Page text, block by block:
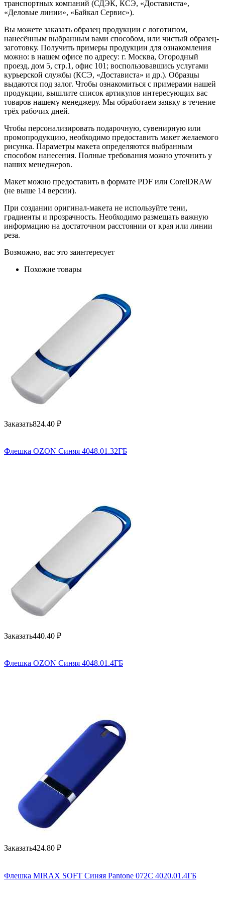
транспортных компаний (СДЭК, КСЭ, «Достависта»,
«Деловые линии», «Байкал Сервис»).
Вы можете заказать образец продукции с логотипом,
нанесённым выбранным вами способом, или чистый образец-
заготовку. Получить примеры продукции для ознакомления
можно: в нашем офисе по адресу: г. Москва, Огородный
проезд, дом 5, стр.1, офис 101; воспользовавшись услугами
курьерской службы (КСЭ, «Достависта» и др.). Образцы
выдаются под залог. Чтобы ознакомиться с примерами нашей
продукции, вышлите список артикулов интересующих вас
товаров нашему менеджеру. Мы обработаем заявку в течение
трёх рабочих дней.
Чтобы персонализировать подарочную, сувенирную или
промопродукцию, необходимо предоставить макет желаемого
рисунка. Параметры макета определяются выбранным
способом нанесения. Полные требования можно уточнить у
наших менеджеров.
Макет можно предоставить в формате PDF или CorelDRAW
(не выше 14 версии).
При создании оригинал-макета не используйте тени,
градиенты и прозрачность. Необходимо размещать важную
информацию на достаточном расстоянии от края или линии
реза.
Возможно, вас это заинтересует
Похожие товары
Заказать824.40 ₽
Флешка OZON Синяя 4048.01.32ГБ
Заказать440.40 ₽
Флешка OZON Синяя 4048.01.4ГБ
Заказать424.80 ₽
Флешка MIRAX SOFT Синяя Pantone 072C 4020.01.4ГБ